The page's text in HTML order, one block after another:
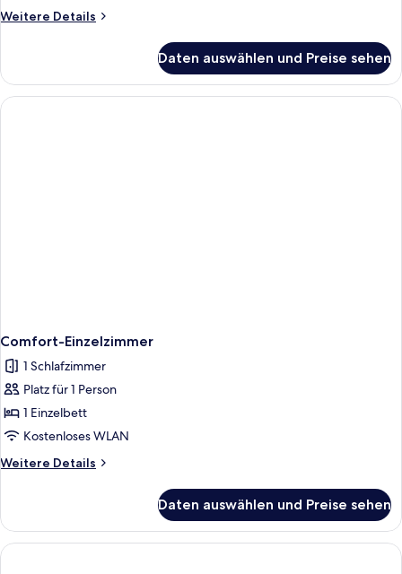
Weitere Details
Weitere
Vierbettzimmer
Daten auswählen und Preise sehen
Comfort-Einzelzimmer
1 Schlafzimmer
Platz für 1 Person
1 Einzelbett
Kostenloses WLAN
Weitere Details
Weitere
Einzelzimmer
Daten auswählen und Preise sehen